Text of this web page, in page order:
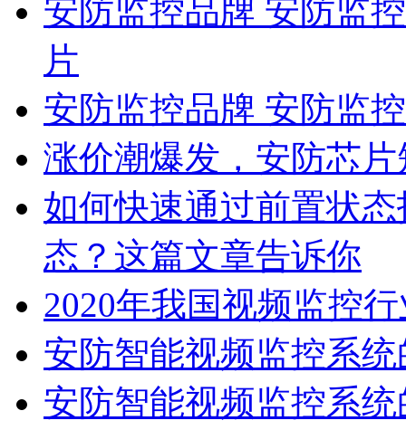
安防监控品牌 安防监
片
安防监控品牌 安防监
涨价潮爆发，安防芯
如何快速通过前置状
态？这篇文章告诉你
2020年我国视频监控
安防智能视频监控系
安防智能视频监控系